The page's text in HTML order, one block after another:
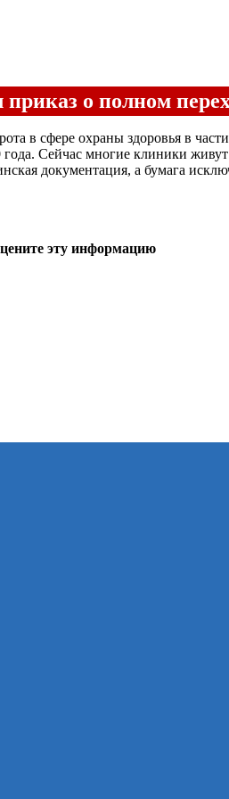
о полном
в сфере охраны здоровья в
Сейчас многие клиники
документация, а бумага
эту информацию